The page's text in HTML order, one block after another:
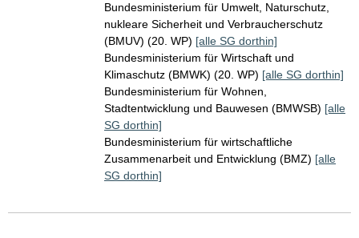
Bundesministerium für Umwelt, Naturschutz,
nukleare Sicherheit und Verbraucherschutz
(BMUV) (20. WP) [alle SG dorthin]
Bundesministerium für Wirtschaft und
Klimaschutz (BMWK) (20. WP) [alle SG dorthin]
Bundesministerium für Wohnen,
Stadtentwicklung und Bauwesen (BMWSB) [alle
SG dorthin]
Bundesministerium für wirtschaftliche
Zusammenarbeit und Entwicklung (BMZ) [alle
SG dorthin]